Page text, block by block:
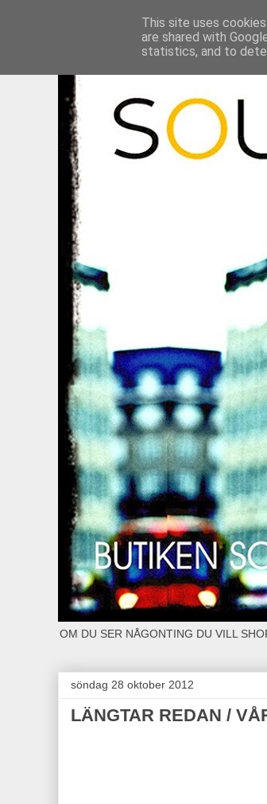
OM DU SER NÅGONTING DU VILL
söndag 28 oktober 2012
LÄNGTAR REDAN /
This site uses
are shared with
statistics, and to